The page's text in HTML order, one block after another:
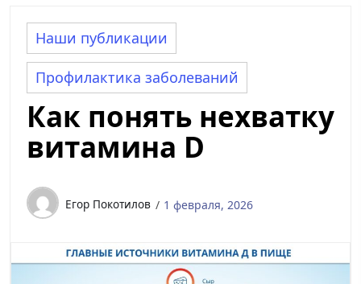
Наши публикации
Профилактика заболеваний
Как понять нехватку
витамина D
Егор Покотилов 1 февраля, 2026